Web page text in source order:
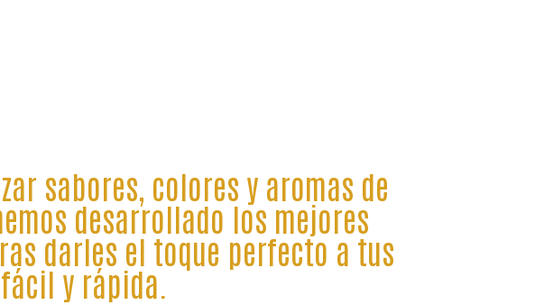
sabores, colores y aromas de
desarrollado los mejores
darles el toque perfecto a tus
y rápida.